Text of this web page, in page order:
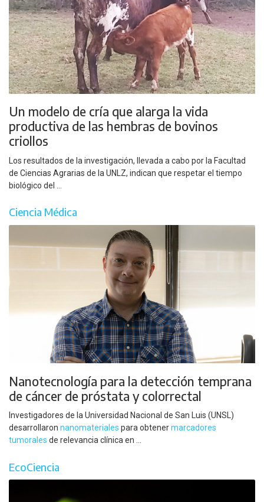
Un modelo de cría que alarga la vida
productiva de las hembras de bovinos
criollos
Los resultados de la investigación, llevada a cabo por la Facultad
de Ciencias Agrarias de la UNLZ, indican que respetar el tiempo
biológico del ...
Ciencia Médica
Nanotecnología para la detección temprana
de cáncer de próstata y colorrectal
Investigadores de la Universidad Nacional de San Luis (UNSL)
desarrollaron nanomateriales para obtenermarcadores
tumorales de relevancia clínica en ...
EcoCiencia